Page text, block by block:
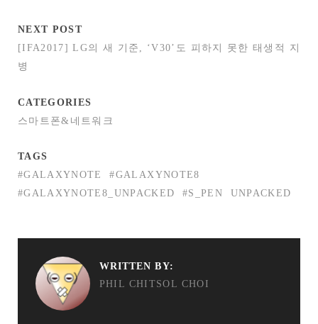
NEXT POST
[IFA2017] LG의 새 기준, ‘V30’도 피하지 못한 태생적 지
병
CATEGORIES
스마트폰&네트워크
TAGS
#GALAXYNOTE
#GALAXYNOTE8
#GALAXYNOTE8_UNPACKED
#S_PEN UNPACKED
WRITTEN BY:
PHIL CHITSOL CHOI